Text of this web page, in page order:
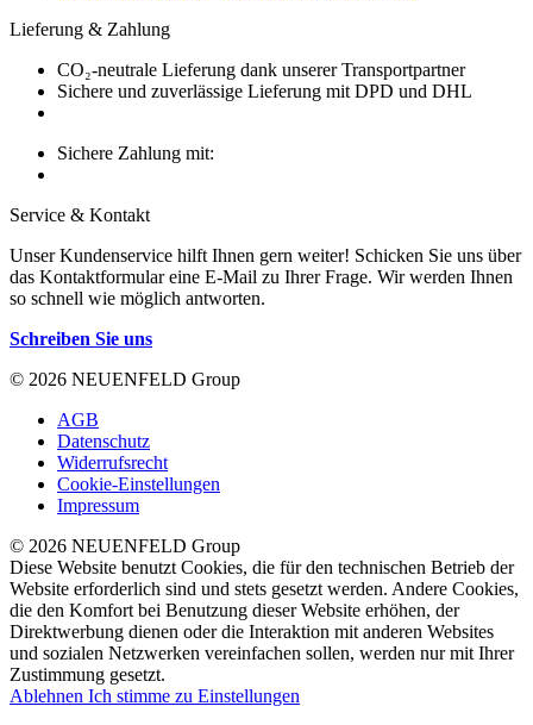
Lieferung & Zahlung
CO₂-neutrale Lieferung dank unserer Transportpartner
Sichere und zuverlässige Lieferung mit DPD und DHL
Sichere Zahlung mit:
Service & Kontakt
Unser Kundenservice hilft Ihnen gern weiter! Schicken Sie uns über
das Kontaktformular eine E-Mail zu Ihrer Frage. Wir werden Ihnen
so schnell wie möglich antworten.
Schreiben Sie uns
© 2026 NEUENFELD Group
AGB
Datenschutz
Widerrufsrecht
Cookie-Einstellungen
Impressum
© 2026 NEUENFELD Group
Diese Website benutzt Cookies, die für den technischen Betrieb der
Website erforderlich sind und stets gesetzt werden. Andere Cookies,
die den Komfort bei Benutzung dieser Website erhöhen, der
Direktwerbung dienen oder die Interaktion mit anderen Websites
und sozialen Netzwerken vereinfachen sollen, werden nur mit Ihrer
Zustimmung gesetzt.
Ablehnen Ich stimme zu Einstellungen